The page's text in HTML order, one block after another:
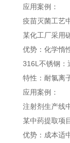
应用案例：
疫苗灭菌工艺
某化工厂采用
优势：化学惰
316L不锈钢：
特性：耐氯离
应用案例：
注射剂生产线
某中药提取项
优势：成本适